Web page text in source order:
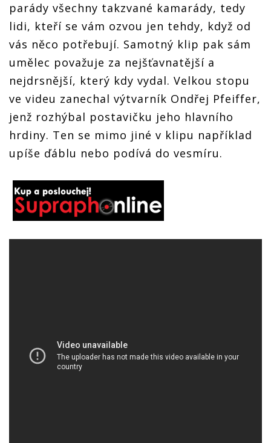
parády všechny takzvané kamarády, tedy
lidi, kteří se vám ozvou jen tehdy, když od
vás něco potřebují. Samotný klip pak sám
umělec považuje za nejšťavnatější a
nejdrsnější, který kdy vydal. Velkou stopu
ve videu zanechal výtvarník Ondřej Pfeiffer,
jenž rozhýbal postavičku jeho hlavního
hrdiny. Ten se mimo jiné v klipu například
upíše ďáblu nebo podívá do vesmíru.